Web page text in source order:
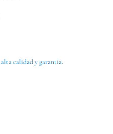
calidad y garantía.